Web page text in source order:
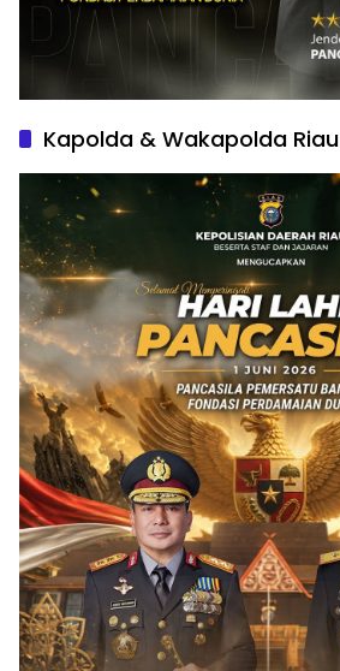
Kapolda & Wakapolda Riau